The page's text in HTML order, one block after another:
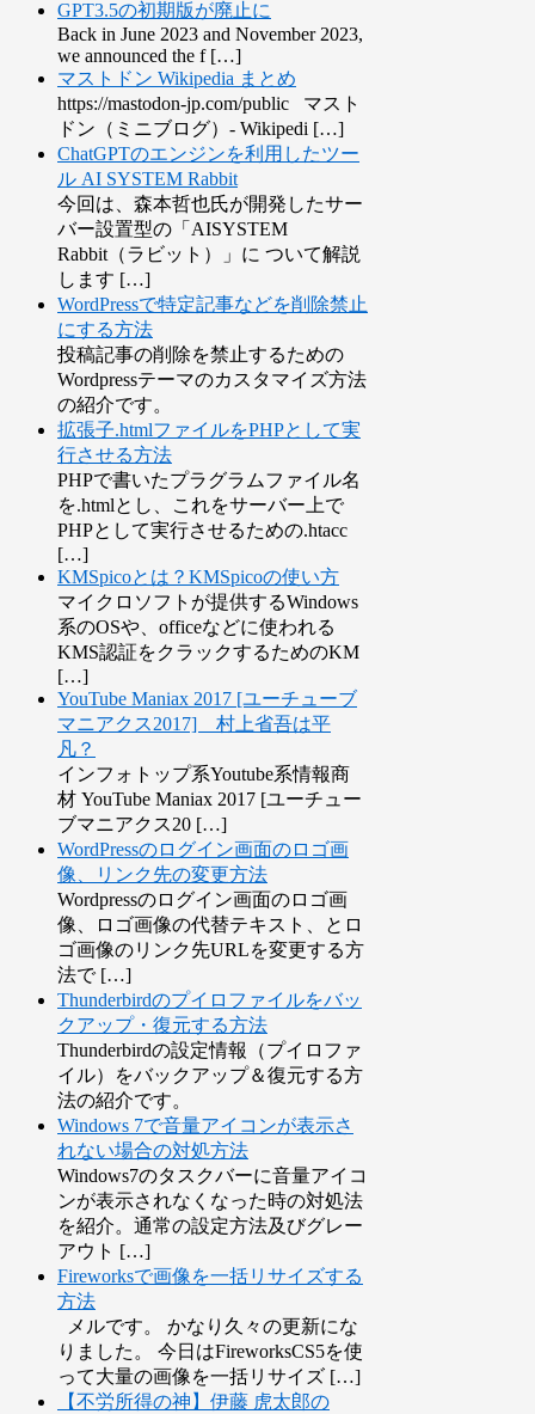
GPT3.5の初期版が廃止に
Back in June 2023 and November 2023,
we announced the f […]
マストドン Wikipedia まとめ
https://mastodon-jp.com/public マスト
ドン（ミニブログ）- Wikipedi […]
ChatGPTのエンジンを利用したツー
ル AI SYSTEM Rabbit
今回は、森本哲也氏が開発したサー
バー設置型の「AISYSTEM
Rabbit（ラビット）」に ついて解説
します […]
WordPressで特定記事などを削除禁止
にする方法
投稿記事の削除を禁止するための
Wordpressテーマのカスタマイズ方法
の紹介です。
拡張子.htmlファイルをPHPとして実
行させる方法
PHPで書いたプラグラムファイル名
を.htmlとし、これをサーバー上で
PHPとして実行させるための.htacc
[…]
KMSpicoとは？KMSpicoの使い方
マイクロソフトが提供するWindows
系のOSや、officeなどに使われる
KMS認証をクラックするためのKM
[…]
YouTube Maniax 2017 [ユーチューブ
マニアクス2017] 村上省吾は平
凡？
インフォトップ系Youtube系情報商
材 YouTube Maniax 2017 [ユーチュー
ブマニアクス20 […]
WordPressのログイン画面のロゴ画
像、リンク先の変更方法
Wordpressのログイン画面のロゴ画
像、ロゴ画像の代替テキスト、とロ
ゴ画像のリンク先URLを変更する方
法で […]
Thunderbirdのプイロファイルをバッ
クアップ・復元する方法
Thunderbirdの設定情報（プイロファ
イル）をバックアップ＆復元する方
法の紹介です。
Windows 7で音量アイコンが表示さ
れない場合の対処方法
Windows7のタスクバーに音量アイコ
ンが表示されなくなった時の対処法
を紹介。通常の設定方法及びグレー
アウト […]
Fireworksで画像を一括リサイズする
方法
メルです。 かなり久々の更新にな
りました。 今日はFireworksCS5を使
って大量の画像を一括リサイズ […]
【不労所得の神】伊藤 虎太郎の